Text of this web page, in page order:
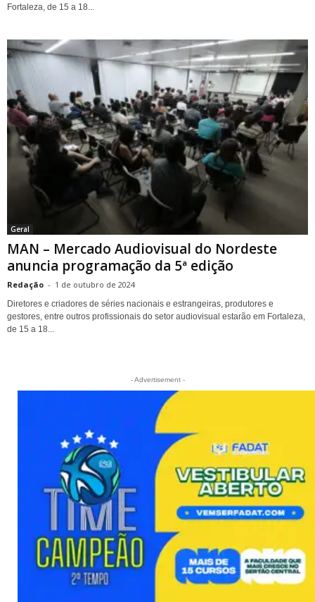
Fortaleza, de 15 a 18...
Geral
MAN – Mercado Audiovisual do Nordeste
anuncia programação da 5ª edição
Redação - 1 de outubro de 2024
Diretores e criadores de séries nacionais e estrangeiras, produtores e
gestores, entre outros profissionais do setor audiovisual estarão em Fortaleza,
de 15 a 18...
- Advertisement -